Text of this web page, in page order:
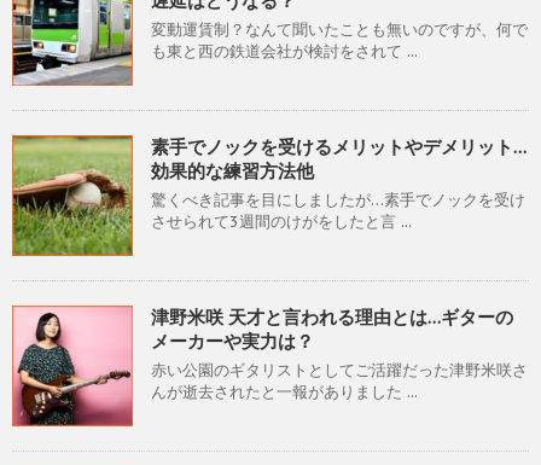
変動運賃制？なんて聞いたことも無いのですが、何で
も東と西の鉄道会社が検討をされて ...
素手でノックを受けるメリットやデメリット…
効果的な練習方法他
驚くべき記事を目にしましたが…素手でノックを受け
させられて3週間のけがをしたと言 ...
津野米咲 天才と言われる理由とは…ギターの
メーカーや実力は？
赤い公園のギタリストとしてご活躍だった津野米咲さ
んが逝去されたと一報がありました ...